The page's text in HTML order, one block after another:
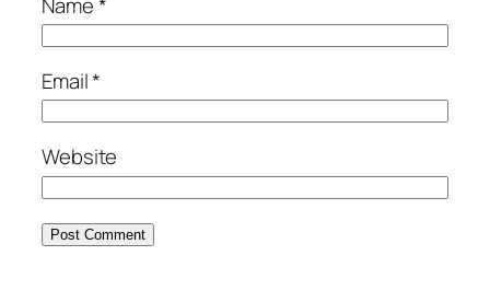
Email*
Website